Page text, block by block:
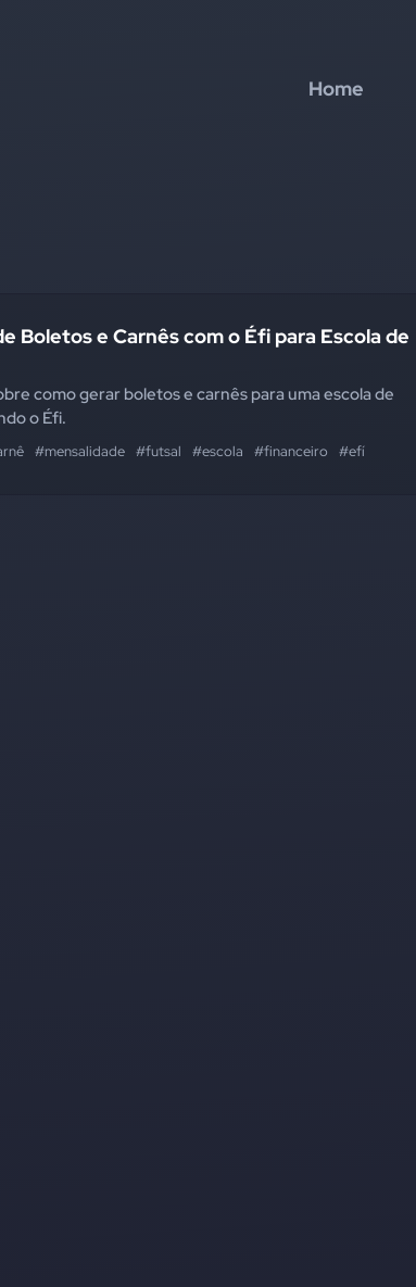
Home
Boletos e Carnês com o Éfi para Escola de
como gerar boletos e carnês para uma escola de
o Éfi.
#mensalidade #futsal #escola #financeiro #efí